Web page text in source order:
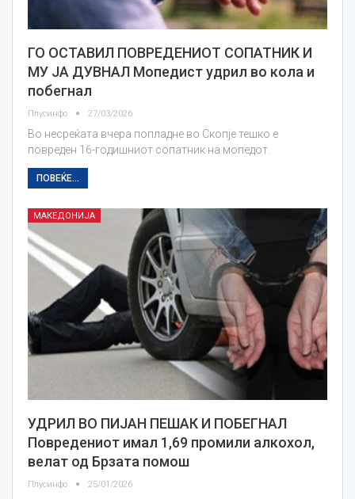
ГО ОСТАВИЛ ПОВРЕДЕНИОТ СОПАТНИК И
МУ ЈА ДУВНАЛ Мопедист удрил во кола и
побегнал
Плусинфо 27/03/2026
Во несреќата вчера попладне во Скопје тешко е
повреден 16-годишниот сопатник на мопедот.
ПОВЕЌЕ...
МАКЕДОНИЈА
УДРИЛ ВО ПИЈАН ПЕШАК И ПОБЕГНАЛ
Повредениот имал 1,69 промили алкохол,
велат од Брзата помош
Плусинфо 25/01/2026